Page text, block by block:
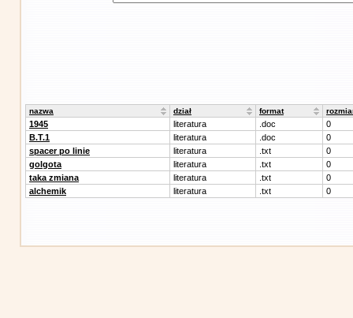
nazwa dział format
1945 literatura .doc
0
B.T.1
literatura .doc
0
spacer po linie
literatura .txt
0
golgota
literatura .txt
0
taka zmiana
literatura .txt
0
alchemik
literatura .txt 0